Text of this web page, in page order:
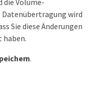
die Volume-
wird
Sie diese Änderungen
haben.
.